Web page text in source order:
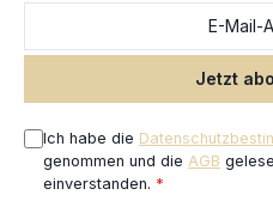
Jetzt
Ich habe die
genommen und die AGB
einverstanden. *